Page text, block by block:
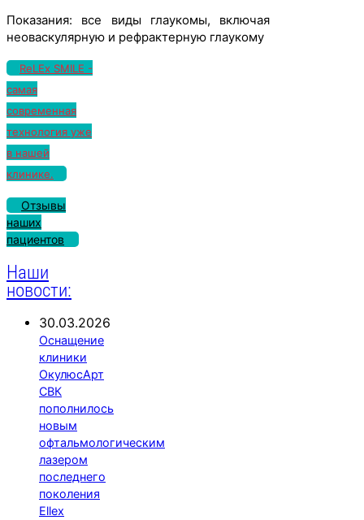
Показания: все виды глаукомы, включая
неоваскулярную и рефрактерную глаукому
ReLEx SMILE -
самая
современная
технология уже
в нашей
клинике.
Отзывы
наших
пациентов
Наши
новости:
30.03.2026
Оснащение
клиники
ОкулюсАрт
СВК
пополнилось
новым
офтальмологическим
лазером
последнего
поколения
Ellex